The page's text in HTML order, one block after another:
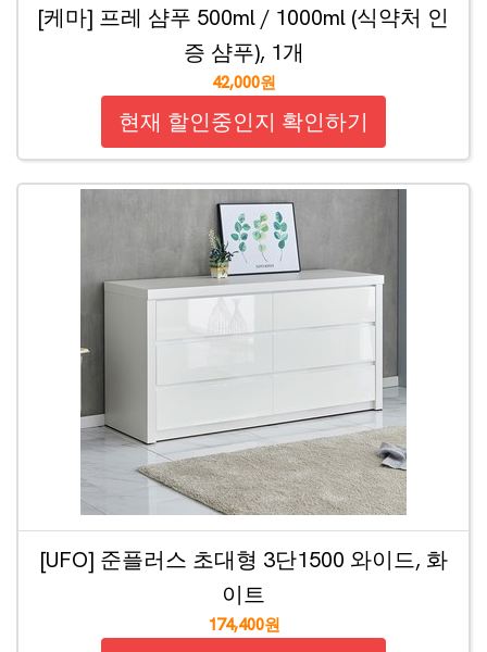
[케마] 프레 샴푸 500ml / 1000ml (식약처 인
증 샴푸), 1개
42,000원
현재 할인중인지 확인하기
[UFO] 준플러스 초대형 3단1500 와이드, 화
이트
174,400원